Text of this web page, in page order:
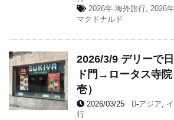
2026年-海外旅行, 2026
マクドナルド
2026/3/9 デリーで
ド門→ロータス寺
壱）
2026/03/25 -アジア,
行